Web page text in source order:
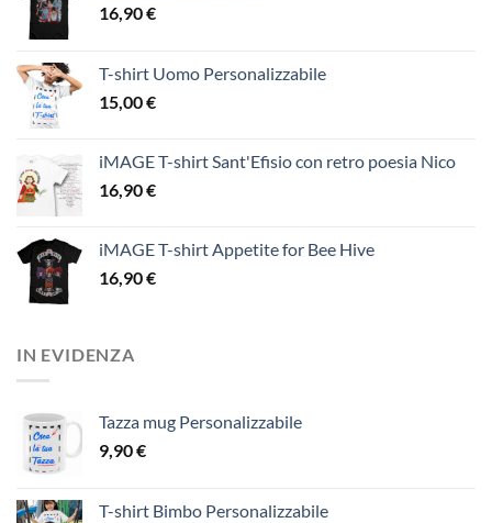
16,90€
T-shirt Uomo Personalizzabile
15,00€
iMAGE T-shirt Sant'Efisio con retro poesia Nico
16,90€
iMAGE T-shirt Appetite for Bee Hive
16,90€
IN EVIDENZA
Tazza mug Personalizzabile
9,90€
T-shirt Bimbo Personalizzabile